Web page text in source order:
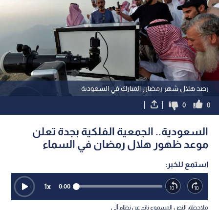
رصد هلال شهر رمضان المبارك في السعودية
0
0
السعودية.. الجمعية الفلكية بجدة تعلن
موعد ظهور هلال رمضان في السماء
استمع للخبر:
0:00
1x
ملاحظة: النص المسموع ناتج عن نظام آلي